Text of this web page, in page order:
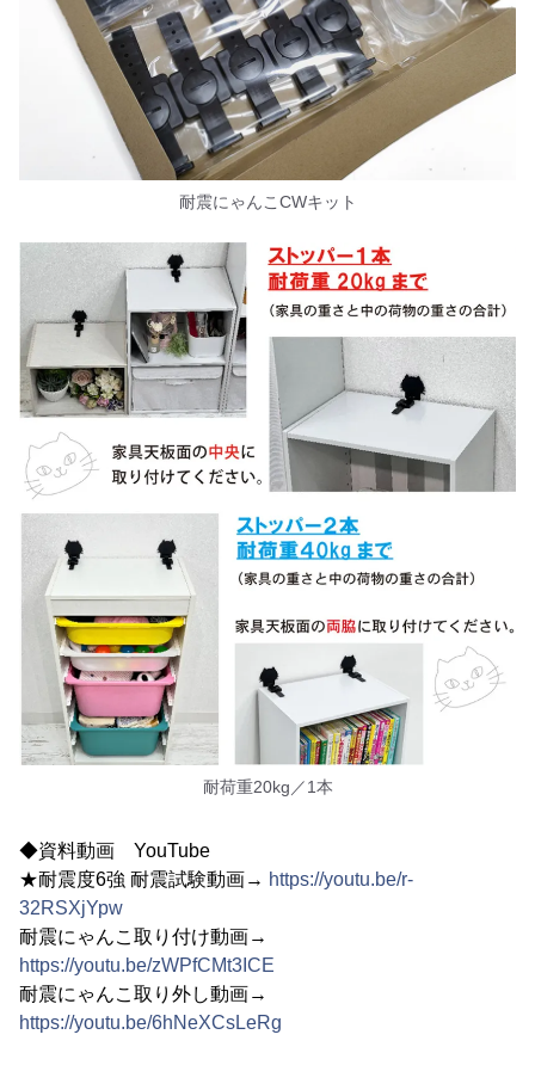
耐震にゃんこCWキット
耐荷重20kg／1本
◆資料動画 YouTube
★耐震度6強 耐震試験動画→ https://youtu.be/r-
32RSXjYpw
耐震にゃんこ取り付け動画→
https://youtu.be/zWPfCMt3ICE
耐震にゃんこ取り外し動画→
https://youtu.be/6hNeXCsLeRg